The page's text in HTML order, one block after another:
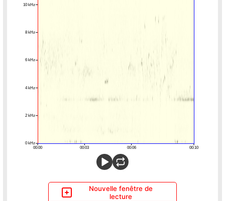
Nouvelle fenêtre de
lecture